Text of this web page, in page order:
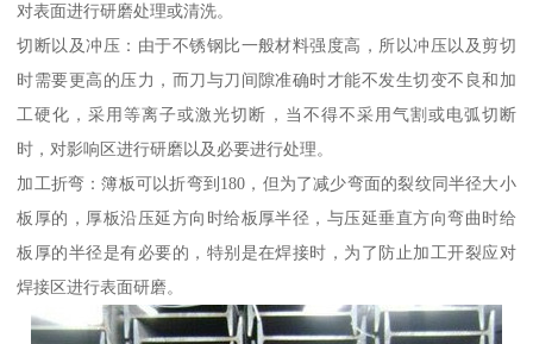
对表面进行研磨处理或清洗。
切断以及冲压：由于不锈钢比一般材料强度高，所以冲压以及剪切
时需要更高的压力，而刀与刀间隙准确时才能不发生切变不良和加
工硬化，采用等离子或激光切断，当不得不采用气割或电弧切断
时，对影响区进行研磨以及必要进行处理。
加工折弯：簿板可以折弯到180，但为了减少弯面的裂纹同半径大小
板厚的，厚板沿压延方向时给板厚半径，与压延垂直方向弯曲时给
板厚的半径是有必要的，特别是在焊接时，为了防止加工开裂应对
焊接区进行表面研磨。